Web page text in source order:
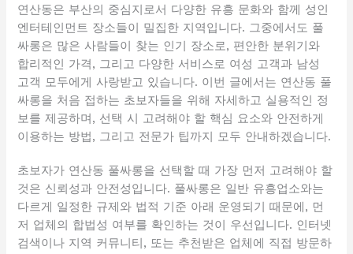
연산동은 부산의 중심지로서 다양한 유흥 문화와 함께 성인
엔터테인먼트 장소들이 밀집한 지역입니다. 그중에서도 풀
싸롱은 많은 사람들이 찾는 인기 장소로, 편안한 분위기와
합리적인 가격, 그리고 다양한 서비스로 여성 고객과 남성
고객 모두에게 사랑받고 있습니다. 이번 글에서는 연산동 풀
싸롱을 처음 접하는 초보자들을 위해 자세하고 실용적인 정
보를 제공하며, 선택 시 고려해야 할 핵심 요소와 안전하게
이용하는 방법, 그리고 전문가 팁까지 모두 안내하겠습니다.
초보자가 연산동 풀싸롱을 선택할 때 가장 먼저 고려해야 할
것은 신뢰성과 안전성입니다. 풀싸롱은 일반 유흥업소와는
다르게 일정한 규제와 법적 기준 아래 운영되기 때문에, 먼
저 업체의 합법성 여부를 확인하는 것이 우선입니다. 인터넷
검색이나 지역 커뮤니티, 또는 추천받은 업체에 직접 방문하